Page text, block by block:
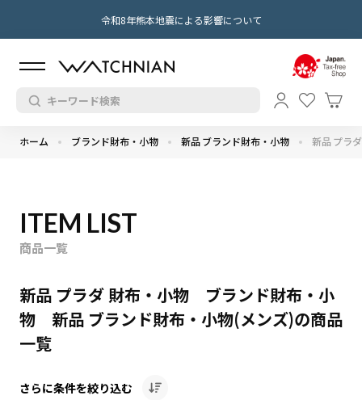
令和8年熊本地震による影響について
ホーム ブランド財布・小物 新品 ブランド財布・小物 新品 プラ
ITEM LIST
商品一覧
新品 プラダ 財布・小物 ブランド財布・小
物 新品 ブランド財布・小物(メンズ)の商品
一覧
さらに条件を絞り込む